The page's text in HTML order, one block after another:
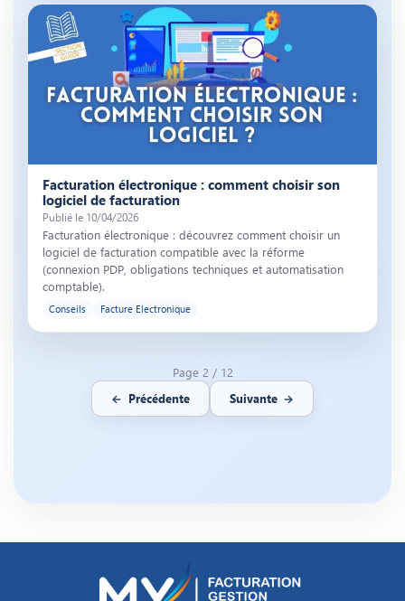
Facturation électronique : comment choisir son
logiciel de facturation
Publié le 10/04/2026
Facturation électronique : découvrez comment choisir un
logiciel de facturation compatible avec la réforme
(connexion PDP, obligations techniques et automatisation
comptable).
Conseils Facture Electronique
Page 2 / 12
← Précédente Suivante →